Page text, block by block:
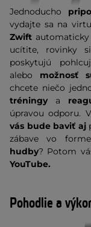
Jednoducho
vydajte sa na
Zwift
ucítite, rovinky
poskytujú
alebo možnosť
chcete niečo
tréningya
úpravou odporu.
vás bude baviť aj
zábave vo
hudby? Potom
YouTube.
Pohodlie a